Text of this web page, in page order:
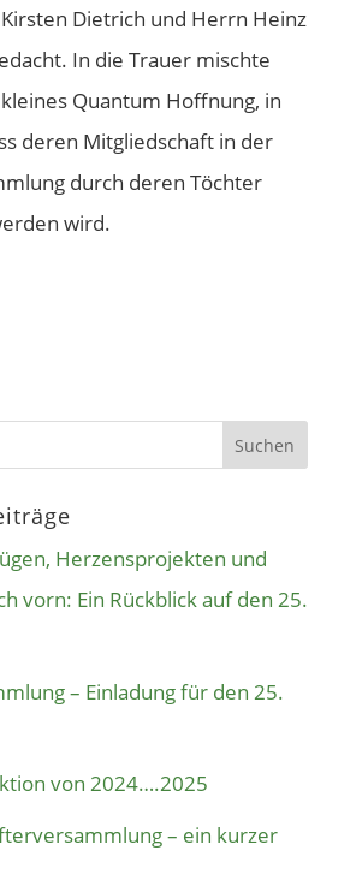
Dietrich und Herrn Heinz
In die Trauer mischte
Quantum Hoffnung, in
deren Mitgliedschaft in der
durch deren Töchter
wird.
Herzensprojekten und
vorn: Ein Rückblick auf den 25.
– Einladung für den 25.
von 2024….2025
– ein kurzer